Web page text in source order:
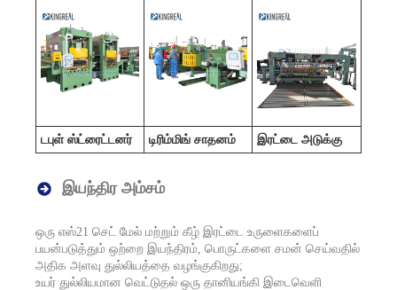
டபுள் ஸ்ட்ரைட்டனர் டிரிம்மிங் சாதனம் இரட்டை அடுக்கு
இயந்திர அம்சம்
ஒரு எஸ்21 செட் மேல் மற்றும் கீழ் இரட்டை உருளைகளைப்
பயன்படுத்தும் ஒற்றை இயந்திரம், பொருட்களை சமன் செய்வதில்
அதிக அளவு துல்லியத்தை வழங்குகிறது;
உயர் துல்லியமான வெட்டுதல் ஒரு தானியங்கி இடைவெளி